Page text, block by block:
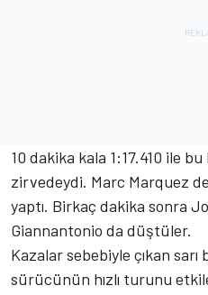
10 dakika kala 1:17.410 ile
zirvedeydi. Marc Marquez
yaptı. Birkaç dakika sonra
Giannantonio da düştüler.
Kazalar sebebiyle çıkan
sürücünün hızlı turunu